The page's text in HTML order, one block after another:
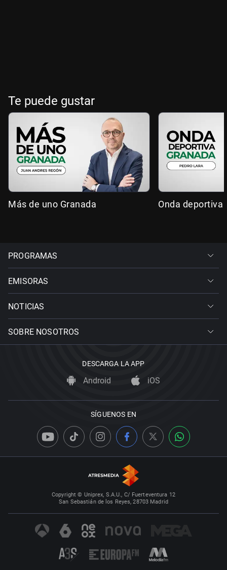
Te puede gustar
Más de uno Granada Onda deportiva
PROGRAMAS
EMISORAS
NOTICIAS
SOBRE NOSOTROS
DESCARGA LA APP
Android iOS
SÍGUENOS EN
Copyright © Uniprex, S.A.U., C/ Fuerteventura 12
San Sebastián de los Reyes, 28703 Madrid